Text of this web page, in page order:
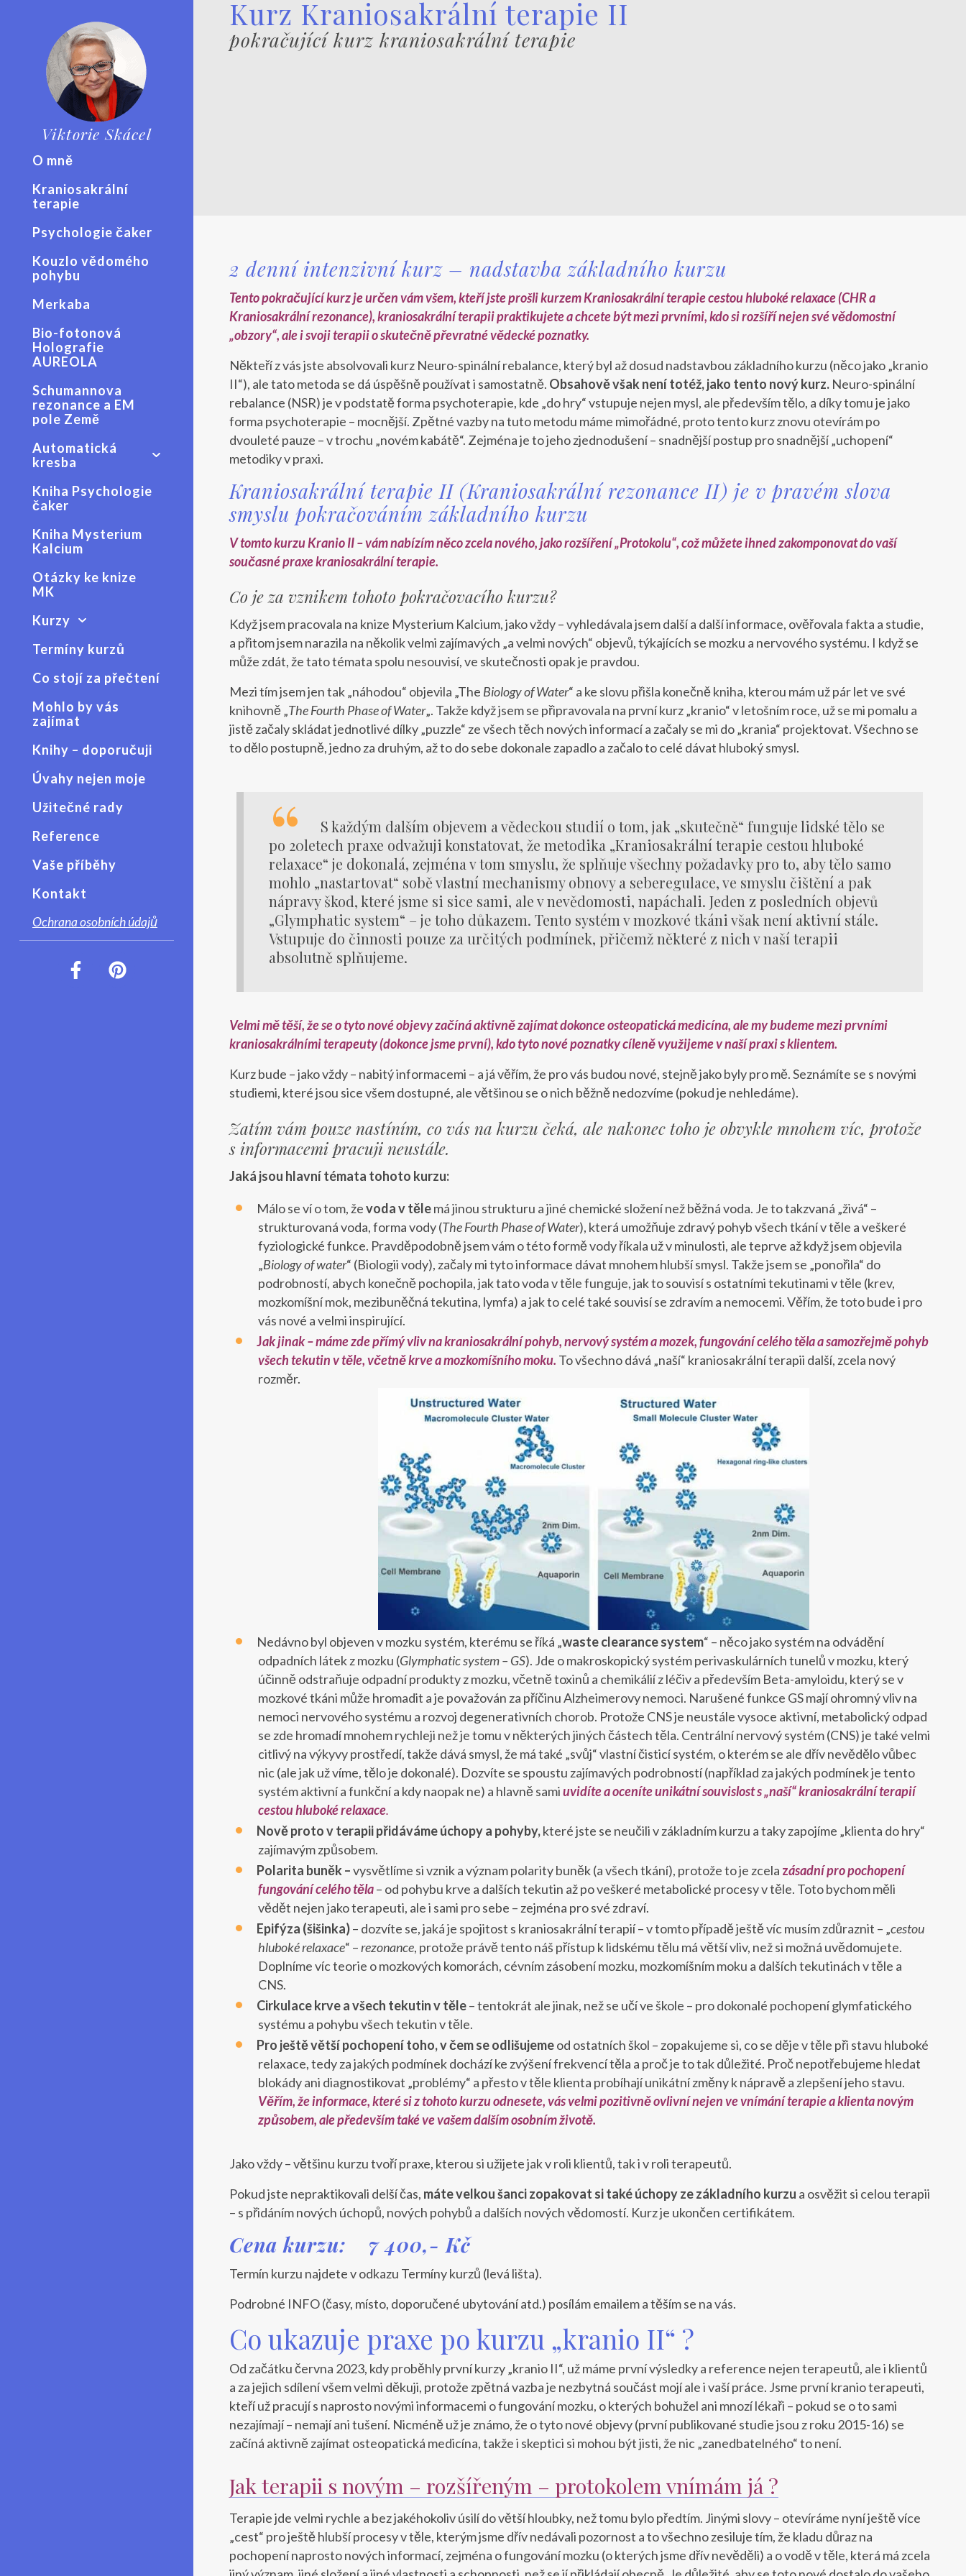
Viktorie Skácel
O mně
Kraniosakrální
terapie
Psychologie čaker
Kouzlo vědomého
pohybu
Merkaba
Bio-fotonová
Holografie
AUREOLA
Schumannova
rezonance a EM
pole Země
Automatická
kresba
Kniha Psychologie
čaker
Kniha Mysterium
Kalcium
Otázky ke knize
MK
Kurzy
Termíny kurzů
Co stojí za přečtení
Mohlo by vás
zajímat
Knihy – doporučuji
Úvahy nejen moje
Užitečné rady
Reference
Vaše příběhy
Kontakt
Ochrana osobních údajů
Kurz Kraniosakrální terapie II
pokračující kurz kraniosakrální terapie
2 denní intenzivní kurz – nadstavba základního kurzu
Tento pokračující kurz je určen vám všem, kteří jste prošli kurzem Kraniosakrální terapie cestou hluboké relaxace (CHR a
Kraniosakrální rezonance), kraniosakrální terapii praktikujete a chcete být mezi prvními, kdo si rozšíří nejen své vědomostní
„obzory“, ale i svoji terapii o skutečně převratné vědecké poznatky.
Někteří z vás jste absolvovali kurz Neuro-spinální rebalance, který byl až dosud nadstavbou základního kurzu (něco jako „kranio
II“), ale tato metoda se dá úspěšně používat i samostatně. Obsahově však není totéž, jako tento nový kurz. Neuro-spinální
rebalance (NSR) je v podstatě forma psychoterapie, kde „do hry“ vstupuje nejen mysl, ale především tělo, a díky tomu je jako
forma psychoterapie – mocnější. Zpětné vazby na tuto metodu máme mimořádné, proto tento kurz znovu otevírám po
dvouleté pauze – v trochu „novém kabátě“. Zejména je to jeho zjednodušení – snadnější postup pro snadnější „uchopení“
metodiky v praxi.
Kraniosakrální terapie II (Kraniosakrální rezonance II) je v pravém slova
smyslu pokračováním základního kurzu
V tomto kurzu Kranio II – vám nabízím něco zcela nového, jako rozšíření „Protokolu“, což můžete ihned zakomponovat do vaší
současné praxe kraniosakrální terapie.
Co je za vznikem tohoto pokračovacího kurzu?
Když jsem pracovala na knize Mysterium Kalcium, jako vždy – vyhledávala jsem další a další informace, ověřovala fakta a studie,
a přitom jsem narazila na několik velmi zajímavých „a velmi nových“ objevů, týkajících se mozku a nervového systému. I když se
může zdát, že tato témata spolu nesouvisí, ve skutečnosti opak je pravdou.
Mezi tím jsem jen tak „náhodou“ objevila „The Biology of Water“ a ke slovu přišla konečně kniha, kterou mám už pár let ve své
knihovně „The Fourth Phase of Water„. Takže když jsem se připravovala na první kurz „kranio“ v letošním roce, už se mi pomalu a
jistě začaly skládat jednotlivé dílky „puzzle“ ze všech těch nových informací a začaly se mi do „krania“ projektovat. Všechno se
to dělo postupně, jedno za druhým, až to do sebe dokonale zapadlo a začalo to celé dávat hluboký smysl.
S každým dalším objevem a vědeckou studií o tom, jak „skutečně“ funguje lidské tělo se
po 20letech praxe odvažuji konstatovat, že metodika „Kraniosakrální terapie cestou hluboké
relaxace“ je dokonalá, zejména v tom smyslu, že splňuje všechny požadavky pro to, aby tělo samo
mohlo „nastartovat“ sobě vlastní mechanismy obnovy a seberegulace, ve smyslu čištění a pak
nápravy škod, které jsme si sice sami, ale v nevědomosti, napáchali. Jeden z posledních objevů
„Glymphatic system“ – je toho důkazem. Tento systém v mozkové tkáni však není aktivní stále.
Vstupuje do činnosti pouze za určitých podmínek, přičemž některé z nich v naší terapii
absolutně splňujeme.
Velmi mě těší, že se o tyto nové objevy začíná aktivně zajímat dokonce osteopatická medicína, ale my budeme mezi prvními
kraniosakrálními terapeuty (dokonce jsme první), kdo tyto nové poznatky cíleně využijeme v naší praxi s klientem.
Kurz bude – jako vždy – nabitý informacemi – a já věřím, že pro vás budou nové, stejně jako byly pro mě. Seznámíte se s novými
studiemi, které jsou sice všem dostupné, ale většinou se o nich běžně nedozvíme (pokud je nehledáme).
Zatím vám pouze nastíním, co vás na kurzu čeká, ale nakonec toho je obvykle mnohem víc, protože
s informacemi pracuji neustále.
Jaká jsou hlavní témata tohoto kurzu:
Málo se ví o tom, ževoda v tělemá jinou strukturu a jiné chemické složení než běžná voda. Je to takzvaná „živá“ –
strukturovaná voda, forma vody (The Fourth Phase of Water), která umožňuje zdravý pohyb všech tkání v těle a veškeré
fyziologické funkce. Pravděpodobně jsem vám o této formě vody říkala už v minulosti, ale teprve až když jsem objevila
„Biology of water“ (Biologii vody), začaly mi tyto informace dávat mnohem hlubší smysl. Takže jsem se „ponořila“ do
podrobností, abych konečně pochopila, jak tato voda v těle funguje, jak to souvisí s ostatními tekutinami v těle (krev,
mozkomíšní mok, mezibuněčná tekutina, lymfa) a jak to celé také souvisí se zdravím a nemocemi. Věřím, že toto bude i pro
vás nové a velmi inspirující.
Jak jinak– máme zde přímý vliv na kraniosakrální pohyb, nervový systém a mozek, fungování celého těla a samozřejmě pohyb
všech tekutin v těle, včetně krve a mozkomíšního moku. To všechno dává „naší“ kraniosakrální terapii další, zcela nový
rozměr.
Nedávno byl objeven v mozku systém, kterému se říká „waste clearance system“ – něco jako systém na odvádění
odpadních látek z mozku (Glymphatic system – GS). Jde o makroskopický systém perivaskulárních tunelů v mozku, který
účinně odstraňuje odpadní produkty z mozku, včetně toxinů a chemikálií z léčiv a především Beta-amyloidu, který se v
mozkové tkáni může hromadit a je považován za příčinu Alzheimerovy nemoci. Narušené funkce GS mají ohromný vliv na
nemoci nervového systému a rozvoj degenerativních chorob. Protože CNS je neustále vysoce aktivní, metabolický odpad
se zde hromadí mnohem rychleji než je tomu v některých jiných částech těla. Centrální nervový systém (CNS) je také velmi
citlivý na výkyvy prostředí, takže dává smysl, že má také „svůj“ vlastní čisticí systém, o kterém se ale dřív nevědělo vůbec
nic (ale jak už víme, tělo je dokonalé). Dozvíte se spoustu zajímavých podrobností (například za jakých podmínek je tento
systém aktivní a funkční a kdy naopak ne) a hlavně samiuvidíte a oceníteunikátní souvislost s „naší“ kraniosakrální terapií
cestou hluboké relaxace.
Nově proto v terapii přidáváme úchopy a pohyby,které jste se neučili v základním kurzu a taky zapojíme „klienta do hry“
zajímavým způsobem.
Polarita buněk –vysvětlíme si vznik a význam polarity buněk (a všech tkání), protože to je zcela zásadní pro pochopení
fungování celého těla– od pohybu krve a dalších tekutin až po veškeré metabolické procesy v těle. Toto bychom měli
vědět nejen jako terapeuti, ale i sami pro sebe – zejména pro své zdraví.
Epifýza (šišinka)– dozvíte se, jaká je spojitost s kraniosakrální terapií – v tomto případě ještě víc musím zdůraznit – „cestou
hluboké relaxace“ –rezonance, protože právě tento náš přístup k lidskému tělu má větší vliv, než si možná uvědomujete.
Doplníme víc teorie o mozkových komorách, cévním zásobení mozku, mozkomíšním moku a dalších tekutinách v těle a
CNS.
Cirkulace krve a všech tekutin v těle– tentokrát ale jinak, než se učí ve škole – pro dokonalé pochopení glymfatického
systému a pohybu všech tekutin v těle.
Pro ještě větší pochopení toho, v čem se odlišujemeod ostatních škol – zopakujeme si, co se děje v těle při stavu hluboké
relaxace, tedy za jakých podmínek dochází ke zvýšení frekvencí těla a proč je to tak důležité. Proč nepotřebujeme hledat
blokády ani diagnostikovat „problémy“ a přesto v těle klienta probíhají unikátní změny k nápravě a zlepšení jeho stavu.
Věřím, že informace, které si z tohoto kurzu odnesete, vás velmi pozitivně ovlivní nejen ve vnímání terapie a klienta novým
způsobem, ale především také ve vašem dalším osobním životě.
Jako vždy – většinu kurzu tvoří praxe, kterou si užijete jak v roli klientů, tak i v roli terapeutů.
Pokud jste nepraktikovali delší čas, máte velkou šanci zopakovat si také úchopy ze základního kurzu a osvěžit si celou terapii
– s přidáním nových úchopů, nových pohybů a dalších nových vědomostí. Kurz je ukončen certifikátem.
Cena kurzu: 7 400,- Kč
Termín kurzu najdete v odkazu Termíny kurzů (levá lišta).
Podrobné INFO (časy, místo, doporučené ubytování atd.) posílám emailem a těším se na vás.
Co ukazuje praxe po kurzu „kranio II“ ?
Od začátku června 2023, kdy proběhly první kurzy „kranio II“, už máme první výsledky a reference nejen terapeutů, ale i klientů
a za jejich sdílení všem velmi děkuji, protože zpětná vazba je nezbytná součást mojí ale i vaší práce. Jsme první kranio terapeuti,
kteří už pracují s naprosto novými informacemi o fungování mozku, o kterých bohužel ani mnozí lékaři – pokud se o to sami
nezajímají – nemají ani tušení. Nicméně už je známo, že o tyto nové objevy (první publikované studie jsou z roku 2015-16) se
začíná aktivně zajímat osteopatická medicína, takže i skeptici si mohou být jisti, že nic „zanedbatelného“ to není.
Jak terapii s novým – rozšířeným – protokolem vnímám já ?
Terapie jde velmi rychle a bez jakéhokoliv úsilí do větší hloubky, než tomu bylo předtím. Jinými slovy – otevíráme nyní ještě více
„cest“ pro ještě hlubší procesy v těle, kterým jsme dřív nedávali pozornost a to všechno zesiluje tím, že kladu důraz na
pochopení naprosto nových informací, zejména o fungování mozku (o kterých jsme dřív nevěděli) a o vodě v těle, která má zcela